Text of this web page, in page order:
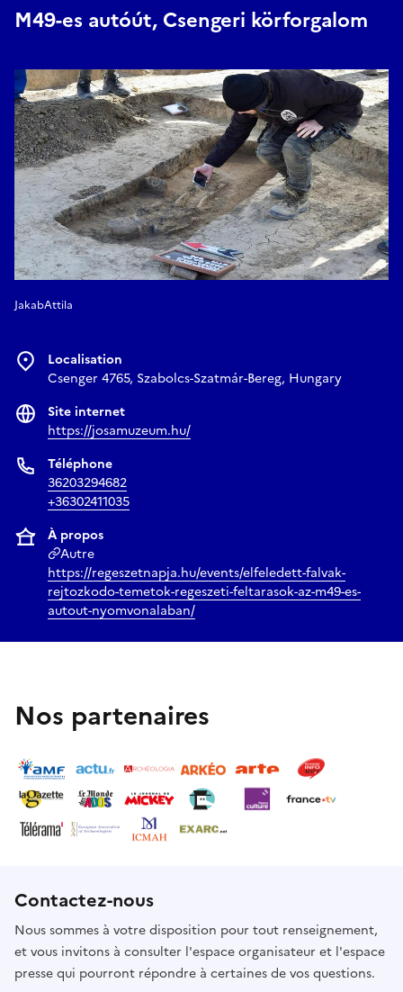
M49-es autóút, Csengeri körforgalom
JakabAttila
Localisation
Csenger 4765, Szabolcs-Szatmár-Bereg, Hungary
Site internet
https://josamuzeum.hu/
Téléphone
36203294682
+36302411035
À propos
Autre
https://regeszetnapja.hu/events/elfeledett-falvak-
rejtozkodo-temetok-regeszeti-feltarasok-az-m49-es-
autout-nyomvonalaban/
Nos partenaires
Contactez-nous
Nous sommes à votre disposition pour tout renseignement,
et vous invitons à consulter l'espace organisateur et l'espace
presse qui pourront répondre à certaines de vos questions.